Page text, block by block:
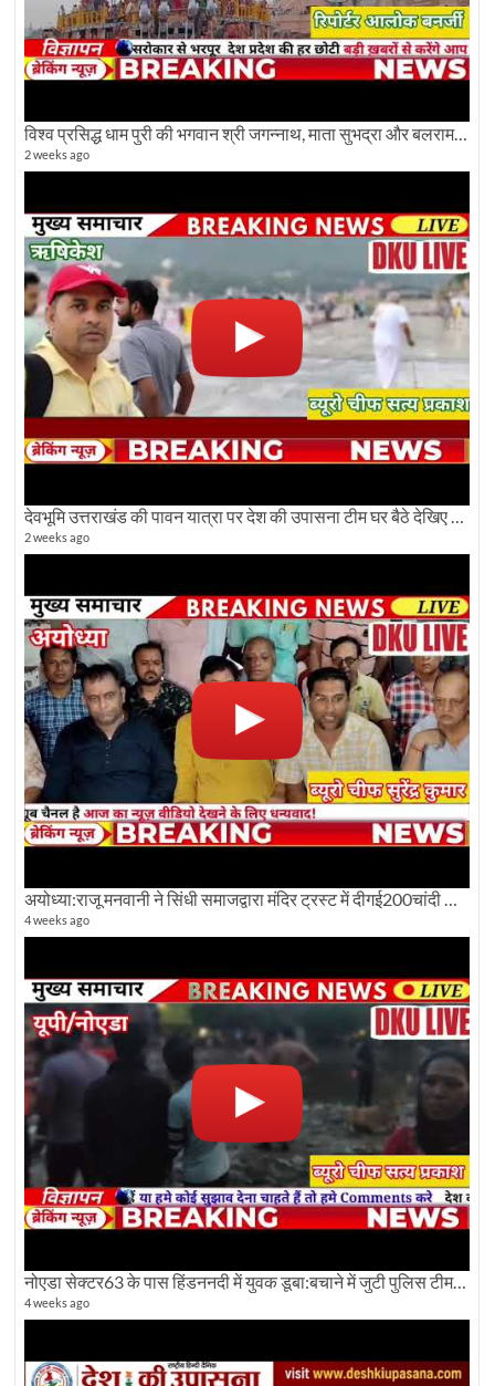
विश्व प्रसिद्ध धाम पुरी की भगवान श्री जगन्नाथ, माता सुभद्रा और बलराम जी की भव्य शोभा यात्रा देखिए
2 weeks ago
देवभूमि उत्तराखंड की पावन यात्रा पर देश की उपासना टीम घर बैठे देखिए अलौकिक दृश्य
2 weeks ago
अयोध्या:राजू मनवानी ने सिंधी समाजद्वारा मंदिर ट्रस्ट में दीगई200चांदी की ईंटों पर सवाल का किया विरोध
4 weeks ago
नोएडा सेक्टर63 के पास हिंडननदी में युवक डूबा:बचाने में जुटी पुलिस टीम: देखिए पूरी ग्राउंड रिपोर्टिंग
4 weeks ago